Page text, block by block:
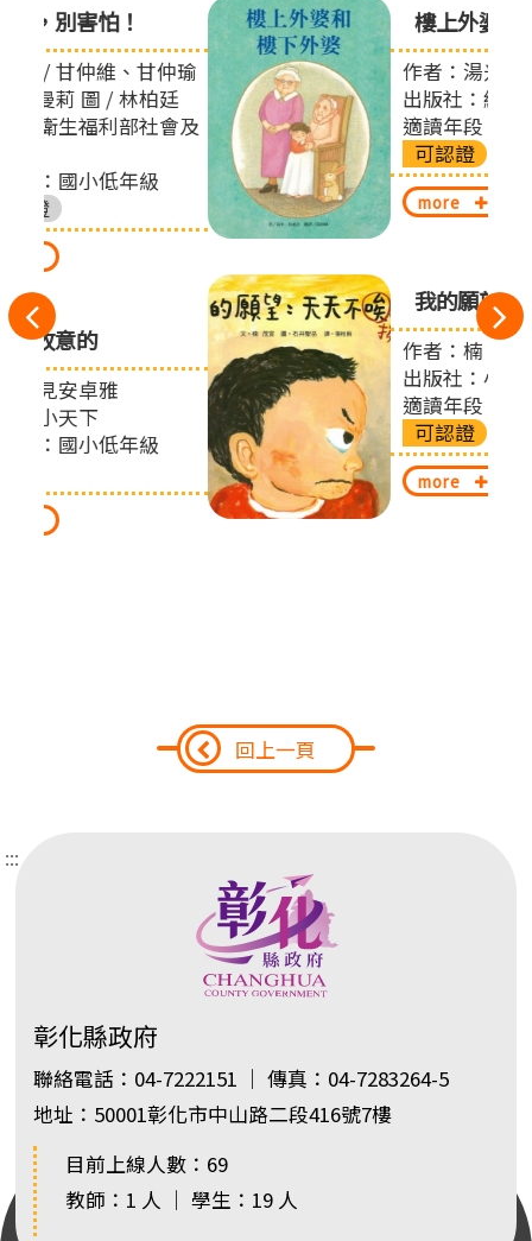
往
左
切
換
樓上外婆和樓下外婆
作者：湯米‧狄波拉
出版社：維京國際
適讀年段：國小低年級
可認證
more
我的願望：天天不挨罵
作者：楠 茂宣
出版社：小魯
適讀年段：國小低年級
可認證
more
回上一頁
:::
彰化縣政府
聯絡電話：04-7222151 ｜ 傳真：04-7283264-5
地址：50001彰化市中山路二段416號7樓
目前上線人數：69
教師：1 人 ｜ 學生：19 人